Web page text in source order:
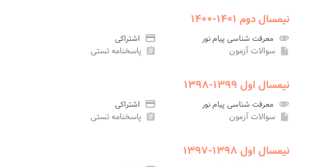
نیمسال دوم ۱۴۰۱-۱۴۰۰
attachment معرفت شناسی پیام نور credit_card اشتراکی
insert_drive_file سوالات آزمون assignment پاسخنامه تستی
نیمسال اول ۱۳۹۹-۱۳۹۸
attachment معرفت شناسی پیام نور credit_card اشتراکی
insert_drive_file سوالات آزمون assignment پاسخنامه تستی
نیمسال اول ۱۳۹۸-۱۳۹۷